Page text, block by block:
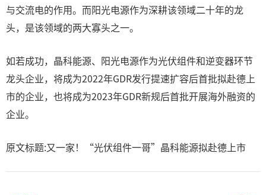
与交流电的作用。而阳光电源作为深耕该领域二十年的龙
头，是该领域的两大寡头之一。
如若成功，晶科能源、阳光电源作为光伏组件和逆变器环节
龙头企业，将成为2022年GDR发行提速扩容后首批拟赴德上
市的企业，也将成为2023年GDR新规后首批开展海外融资的
企业。
原文标题:又一家！“光伏组件一哥”晶科能源拟赴德上市